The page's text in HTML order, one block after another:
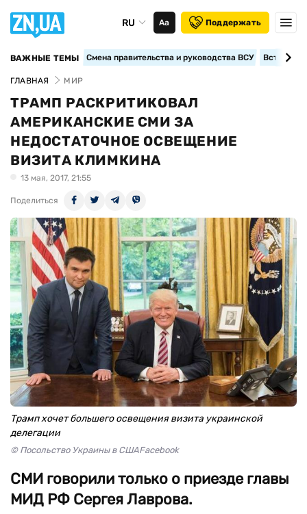
RU Аа Поддержать
ВАЖНЫЕ ТЕМЫ Смена правительства и руководства ВСУ
ГЛАВНАЯ МИР
ТРАМП РАСКРИТИКОВАЛ
АМЕРИКАНСКИЕ СМИ ЗА
НЕДОСТАТОЧНОЕ ОСВЕЩЕНИЕ
ВИЗИТА КЛИМКИНА
13 мая, 2017, 21:55
Поделиться
Трамп хочет большего освещения визита украинской
делегации
© Посольство Украины в СШАFacebook
СМИ говорили только о приезде главы
МИД РФ Сергея Лаврова.